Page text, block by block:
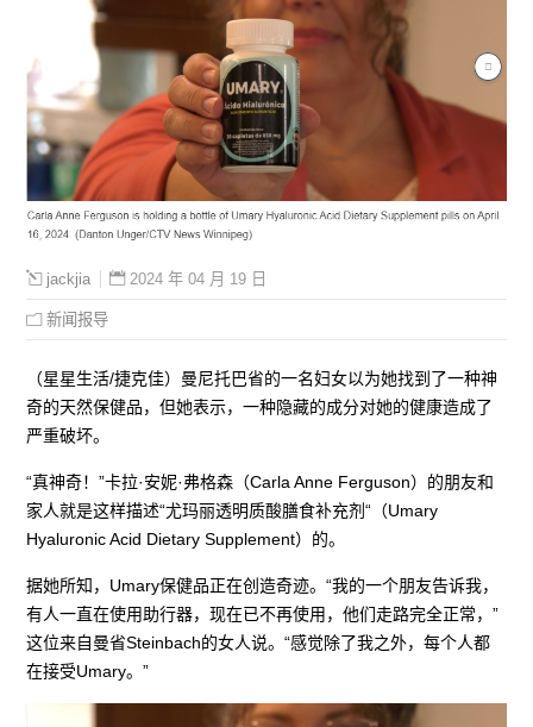
jackjia 2024 年 04 月 19 日
新闻报导
（星星生活/捷克佳）曼尼托巴省的一名妇女以为她找到了一种神
奇的天然保健品，但她表示，一种隐藏的成分对她的健康造成了
严重破坏。
“真神奇！”卡拉·安妮·弗格森（Carla Anne Ferguson）的朋友和
家人就是这样描述“尤玛丽透明质酸膳食补充剂“（Umary
Hyaluronic Acid Dietary Supplement）的。
据她所知，Umary保健品正在创造奇迹。“我的一个朋友告诉我，
有人一直在使用助行器，现在已不再使用，他们走路完全正常，”
这位来自曼省Steinbach的女人说。“感觉除了我之外，每个人都
在接受Umary。”